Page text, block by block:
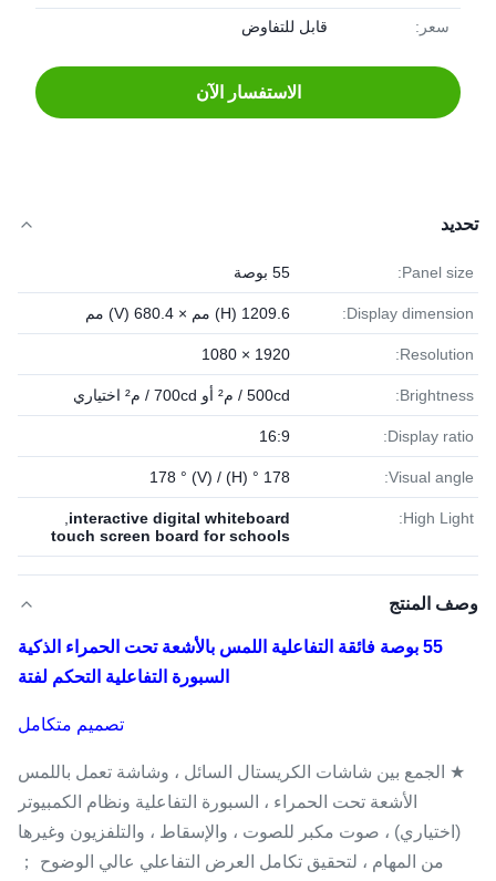
سعر: قابل للتفاوض
الاستفسار الآن
تحديد
Panel size: 55 بوصة
Display dimension: 1209.6 (H) مم × 680.4 (V) مم
Resolution:
1920 × 1080
Brightness: 500cd / م² أو 700cd / م² اختياري
Display ratio:
16:9
Visual angle:
178 ° (H) / 178 ° (V)
High Light:
interactive digital whiteboard
touch screen board for schools
وصف المنتج
55 بوصة فائقة التفاعلية اللمس بالأشعة تحت الحمراء الذكية
السبورة التفاعلية التحكم لفتة
تصميم متكامل
★ الجمع بين شاشات الكريستال السائل ، وشاشة تعمل باللمس
الأشعة تحت الحمراء ، السبورة التفاعلية ونظام الكمبيوتر
(اختياري) ، صوت مكبر للصوت ، والإسقاط ، والتلفزيون وغيرها
من المهام ، لتحقيق تكامل العرض التفاعلي عالي الوضوح ；